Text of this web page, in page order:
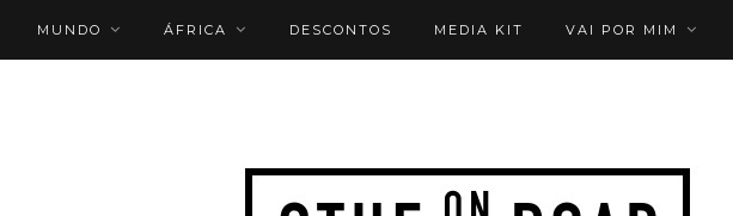
MUNDO ÁFRICA DESCONTOS MEDIA KIT VAI POR MIM